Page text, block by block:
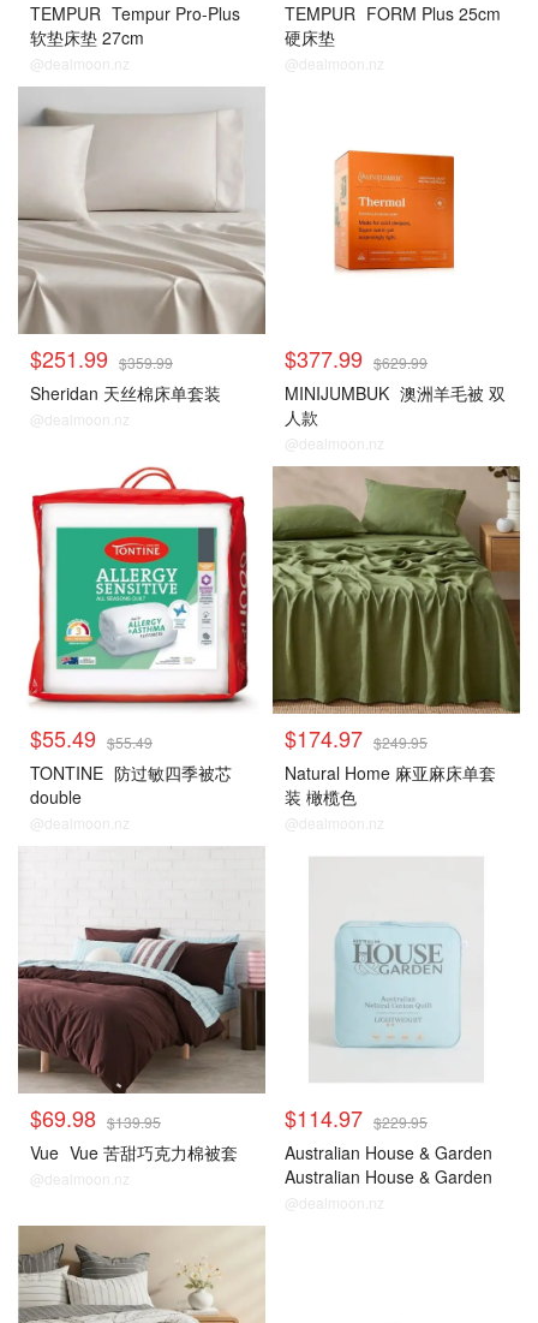
TEMPUR Tempur Pro-Plus
软垫床垫 27cm
@dealmoon.nz
TEMPUR FORM Plus 25cm
硬床垫
@dealmoon.nz
$251.99 $359.99
Sheridan 天丝棉床单套装
@dealmoon.nz
$377.99 $629.99
MINIJUMBUK 澳洲羊毛被 双
人款
@dealmoon.nz
$55.49 $55.49
TONTINE 防过敏四季被芯
double
@dealmoon.nz
$174.97 $249.95
Natural Home 麻亚麻床单套
装 橄榄色
@dealmoon.nz
$69.98 $139.95
Vue Vue 苦甜巧克力棉被套
@dealmoon.nz
$114.97 $229.95
Australian House & Garden
Australian House & Garden
Cool纯棉被
@dealmoon.nz